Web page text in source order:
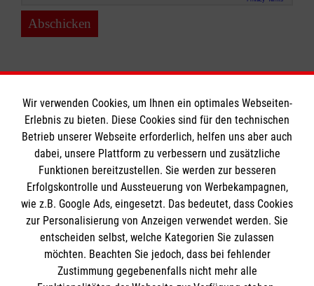
Abschicken
Informationen
Impressum
Datenschutz
Kontakt
Barrierefreiheit
Die Malteser
Malteser in Deutschland
Wir verwenden Cookies, um Ihnen ein optimales Webseiten-
Erlebnis zu bieten. Diese Cookies sind für den technischen
Betrieb unserer Webseite erforderlich, helfen uns aber auch
dabei, unsere Plattform zu verbessern und zusätzliche
Funktionen bereitzustellen. Sie werden zur besseren
Erfolgskontrolle und Aussteuerung von Werbekampagnen,
wie z.B. Google Ads, eingesetzt. Das bedeutet, dass Cookies
zur Personalisierung von Anzeigen verwendet werden. Sie
entscheiden selbst, welche Kategorien Sie zulassen
möchten. Beachten Sie jedoch, dass bei fehlender
Zustimmung gegebenenfalls nicht mehr alle